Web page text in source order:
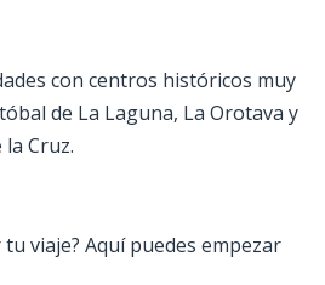
con centros históricos muy
de La Laguna, La Orotava y
Cruz.
viaje? Aquí puedes empezar